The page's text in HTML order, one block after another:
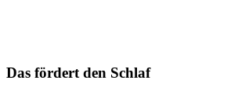
Das fördert den Schlaf